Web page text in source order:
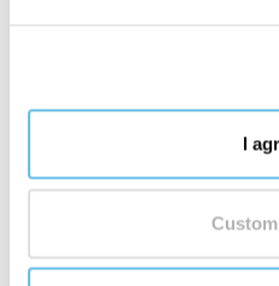
I
significado de cada
materias primas BIO,
materias primas de la
la ciencia, las pruebas y
Descubre
materias primas es